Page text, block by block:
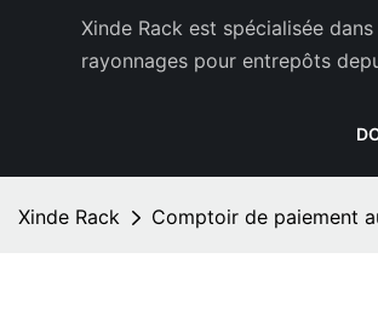
Xinde Rack est spécialisée
rayonnages pour entrepôts
Xinde Rack Comptoir de paiement